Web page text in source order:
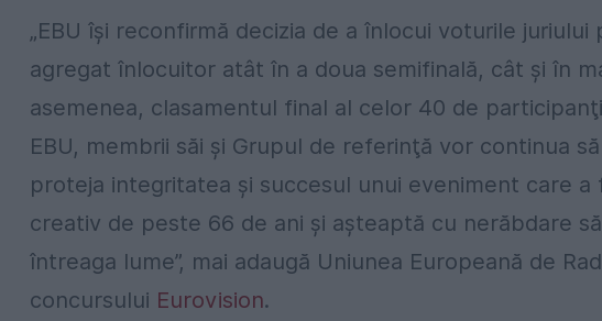
„EBU îşi reconfirmă decizia de a înlocui voturile
agregat înlocuitor atât în ​​a doua semifinală, cât şi în
asemenea, clasamentul final al celor 40 de
EBU, membrii săi şi Grupul de referinţă vor continua
proteja integritatea şi succesul unui eveniment care
creativ de peste 66 de ani şi aşteaptă cu nerăbdare
întreaga lume”, mai adaugă Uniunea Europeană de
concursului Eurovision.